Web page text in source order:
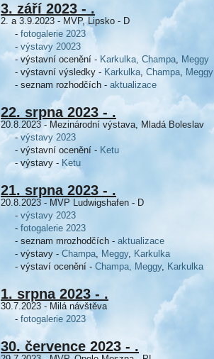
3. září 2023 - .
2. a 3.9.2023 - MVP, Lipsko - D
- fotogalerie 2023
- výstavy 20023
- výstavní ocenění - Karkulka, Champa, Meggy
- výstavní výsledky - Karkulka, Champa, Meggy
- seznam rozhodčích - aktualizace
22. srpna 2023 - .
20.8.2023 - Mezinárodní výstava, Mladá Boleslav
-výstavy 2023
- výstavní ocenění - Ketu
- výstavy - Ketu
21. srpna 2023 - .
20.8.2023 - MVP Ludwigshafen - D
- výstavy 2023
- fotogalerie 2023
- seznam mrozhodčích - aktualizace
- výstavy - Champa, Meggy, Karkulka
- výstaví ocenění - Champa, Meggy, Karkulka
1. srpna 2023 - .
30.7.2023 - Milá návštěva
- fotogalerie 2023
30. července 2023 - .